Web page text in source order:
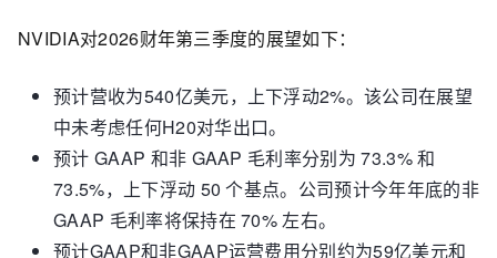
NVIDIA对2026财年第三季度的展望如下：
预计营收为540亿美元，上下浮动2%。该公司在展望
中未考虑任何H20对华出口。
预计 GAAP 和非 GAAP 毛利率分别为 73.3% 和
73.5%，上下浮动 50 个基点。公司预计今年年底的非
GAAP 毛利率将保持在 70% 左右。
预计GAAP和非GAAP运营费用分别约为59亿美元和